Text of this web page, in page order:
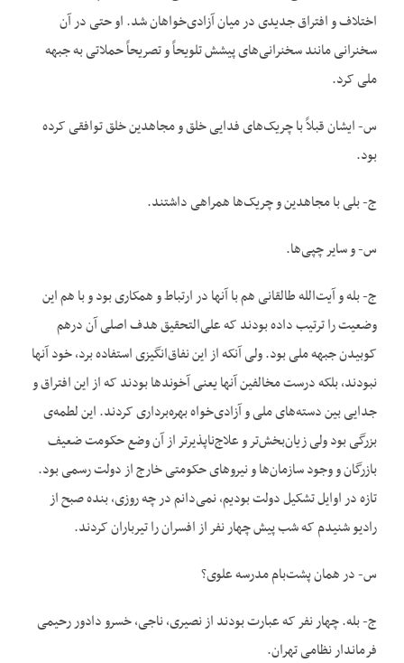
اختلاف و افتراق جدیدی در میان آزادی‌‌خواهان شد. او حتی در آن
سخنرانی مانند سخنرانی‌‌های پیشش تلویحاً و تصریحاً حملاتی به جبهه
ملی کرد.
س- ایشان قبلاً با چریک‌‌های فدایی خلق و مجاهدین خلق توافقی کرده
بود.
ج- بلی با مجاهدین و چریک‌‌ها همراهی داشتند.
س- و سایر چپی‌‌ها.
ج- بله و آیت‌الله طالقانی هم با آنها در ارتباط و همکاری بود و با هم این
وضعیت را ترتیب داده بودند که علی‌‌التحقیق هدف اصلی آن درهم
کوبیدن جبهه ملی بود. ولی آنکه از این نفاق‌‌انگیزی استفاده برد، خود آنها
نبودند، بلکه درست مخالفین آنها یعنی آخوندها بودند که از این افتراق و
جدایی بین دسته‌‌های ملی و آزادی‌‌خواه بهره‌‌برداری کردند. این لطمه‌‌ی
بزرگی بود ولی زیان‌‌بخش‌‌تر و علاج‌‌ناپذیرتر از آن وضع حکومت ضعیف
بازرگان و وجود سازمان‌‌ها و نیروهای حکومتی خارج از دولت رسمی بود.
تازه در اوایل تشکیل دولت بودیم، نمی‌‌دانم در چه روزی، بنده صبح از
رادیو شنیدم که شب پیش چهار نفر از افسران را تیرباران کردند.
س- در همان پشت‌‌بام مدرسه علوی؟
ج- بله. چهار نفر که عبارت بودند از نصیری، ناجی، خسرو دادور رحیمی
فرماندار نظامی تهران.